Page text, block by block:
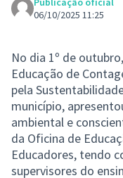
06/10/2025 11:25
No dia 1º de
Educação de
pela
município,
ambiental e
da Oficina de
Educadores, tendo
supervisores do